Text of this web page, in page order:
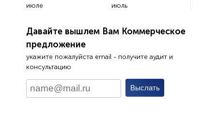
июле
июль
Давайте вышлем Вам Коммерческое
предложение
укажите пожалуйста email - получите аудит и
консультацию